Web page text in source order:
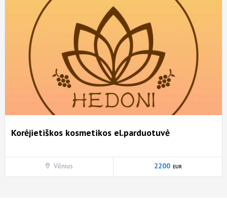
Korėjietiškos kosmetikos el.parduotuvė
Vilnius 2200